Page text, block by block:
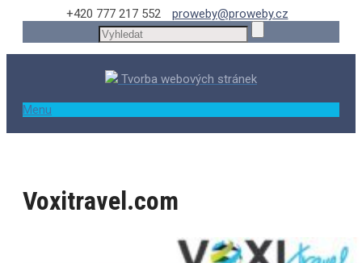
+420 777 217 552 proweby@proweby.cz
Tvorba webových stránek
Menu
Voxitravel.com